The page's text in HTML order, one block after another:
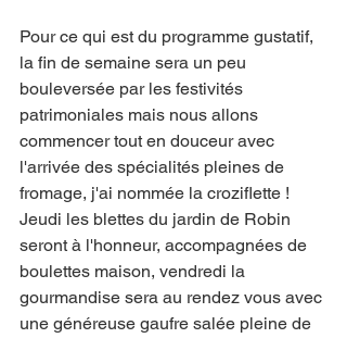
Pour ce qui est du programme gustatif,
la fin de semaine sera un peu
bouleversée par les festivités
patrimoniales mais nous allons
commencer tout en douceur avec
l'arrivée des spécialités pleines de
fromage, j'ai nommée la croziflette !
Jeudi les blettes du jardin de Robin
seront à l'honneur, accompagnées de
boulettes maison, vendredi la
gourmandise sera au rendez vous avec
une généreuse gaufre salée pleine de